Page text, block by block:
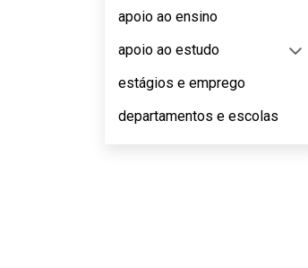
apoio ao ensino
apoio ao estudo
estágios e emprego
departamentos e escolas